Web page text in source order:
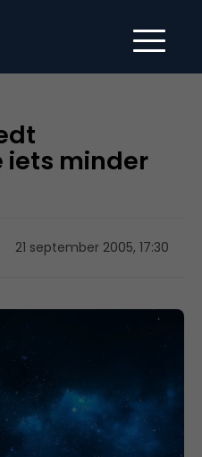
iets minder
21 september 2005, 17:30